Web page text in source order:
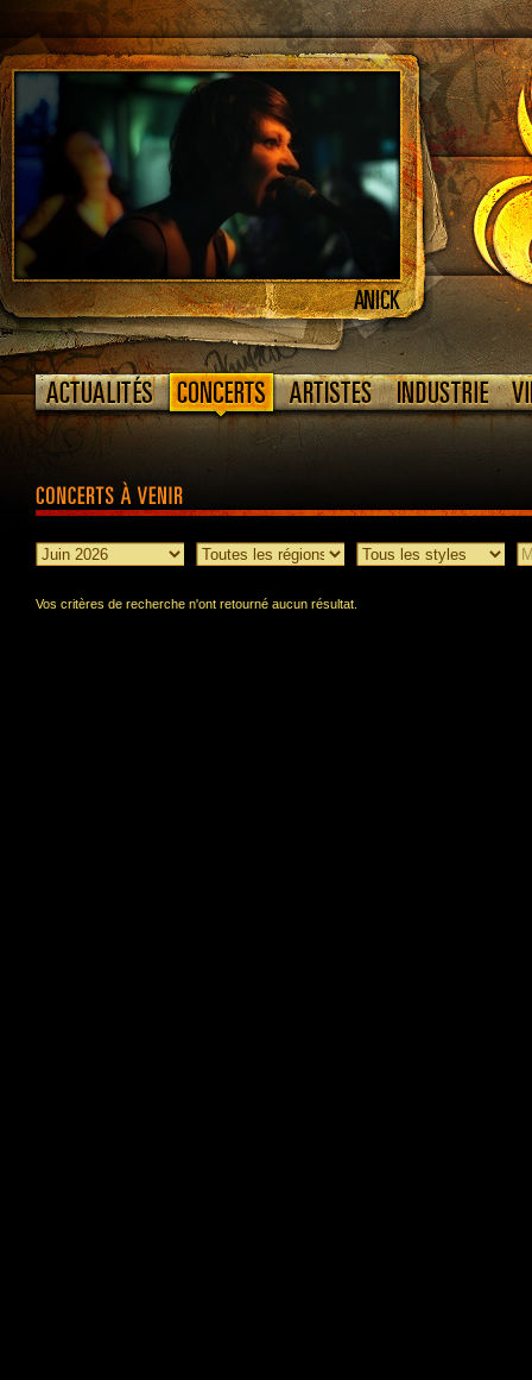
Vos critères de recherche n'ont retourné aucun résultat.